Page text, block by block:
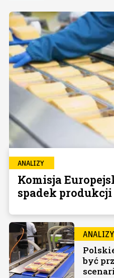
ANALIZY
Komisja
spadek
ANALIZY
być